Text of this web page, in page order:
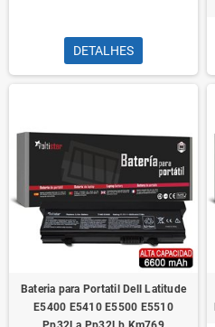
DETALHES
Bateria para Portatil Dell Latitude
E5400 E5410 E5500 E5510